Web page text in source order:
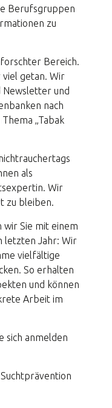
Berufsgruppen
zu
Bereich.
viel getan. Wir
Newsletter und
nach
„Tabak
als
Wir
zu bleiben.
wir Sie mit einem
letzten Jahr: Wir
vielfältige
So erhalten
und können
Arbeit im
sich anmelden